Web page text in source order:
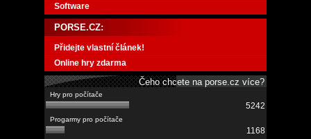
Software
PORSE.CZ:
Přidejte vlastní článek!
Online hry zdarma
Čeho chcete na porse.cz více?
5242
1168